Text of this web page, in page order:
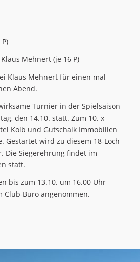
Mehnert (je 16 P)
Klaus Mehnert für einen mal
Abend.
Turnier in der Spielsaison
den 14.10. statt. Zum 10. x
Kolb und Gutschalk Immobilien
Gestartet wird zu diesem 18-Loch
Die Siegerehrung findet im
statt.
bis zum 13.10. um 16.00 Uhr
Club-Büro angenommen.